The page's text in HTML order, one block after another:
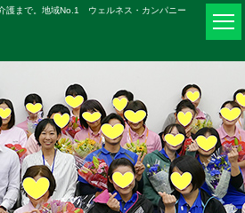
護まで。地域No.1 ウェルネス・カンパニー